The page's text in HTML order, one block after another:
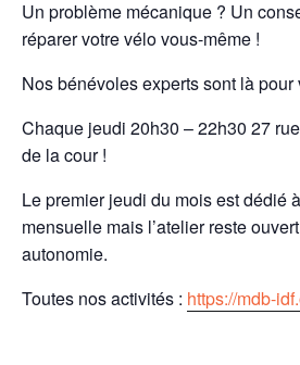
Un problème mécanique ? Un
réparer votre vélo vous-même !
Nos bénévoles experts sont là pour
Chaque jeudi 20h30 – 22h30 27
de la cour !
Le premier jeudi du mois est dédié
mensuelle mais l’atelier reste
autonomie.
Toutes nos activités : https://mdb-